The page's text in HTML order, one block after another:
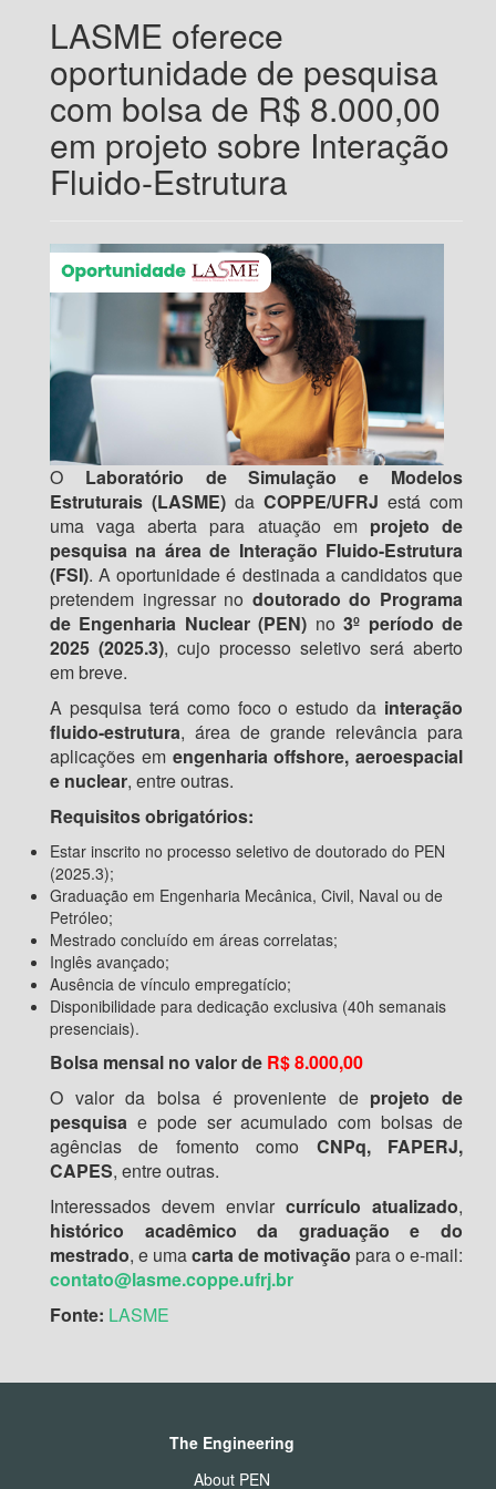
LASME oferece
oportunidade de pesquisa
com bolsa de R$ 8.000,00
em projeto sobre Interação
Fluido-Estrutura
O Laboratório de Simulação e Modelos
Estruturais (LASME) da COPPE/UFRJ está com
uma vaga aberta para atuação em projeto de
pesquisa na área de Interação Fluido-Estrutura
(FSI). A oportunidade é destinada a candidatos que
pretendem ingressar no doutorado do Programa
de Engenharia Nuclear (PEN) no3º período de
2025 (2025.3), cujo processo seletivo será aberto
em breve.
A pesquisa terá como foco o estudo da interação
fluido-estrutura, área de grande relevância para
aplicações em engenharia offshore, aeroespacial
e nuclear, entre outras.
Requisitos obrigatórios:
Estar inscrito no processo seletivo de doutorado do PEN
(2025.3);
Graduação em Engenharia Mecânica, Civil, Naval ou de
Petróleo;
Mestrado concluído em áreas correlatas;
Inglês avançado;
Ausência de vínculo empregatício;
Disponibilidade para dedicação exclusiva (40h semanais
presenciais).
Bolsa mensal no valor de R$ 8.000,00
O valor da bolsa é proveniente de projeto de
pesquisa e pode ser acumulado com bolsas de
agências de fomento como CNPq, FAPERJ,
CAPES, entre outras.
Interessados devem enviar currículo atualizado,
histórico acadêmico da graduação e do
mestrado, e umacarta de motivação para o e-mail:
contato@lasme.coppe.ufrj.br
Fonte: LASME
The Engineering
About PEN